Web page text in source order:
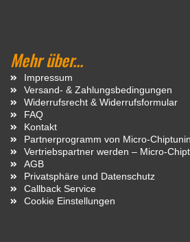
Mehr über...
Impressum
Versand- & Zahlungsbedingungen
Widerrufsrecht & Widerrufsformular
FAQ
Kontakt
Partnerprogramm von Micro-
Vertriebspartner werden – Micro-
AGB
Privatsphäre und Datenschutz
Callback Service
Cookie Einstellungen